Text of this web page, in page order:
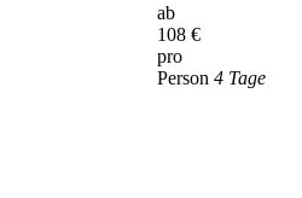
ab
108 €
pro
Person 4 Tage